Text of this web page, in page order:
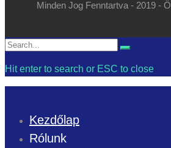
Minden Jog Fenntartva - 2019 -
Search
Search
Hit enter to search or ESC to close
Kezdőlap
Rólunk